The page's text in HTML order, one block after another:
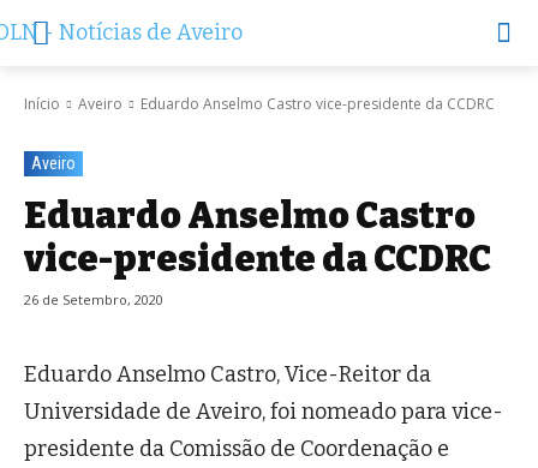
Início Aveiro Eduardo Anselmo Castro vice-presidente da CCDRC
Aveiro
Eduardo Anselmo Castro
vice-presidente da CCDRC
26 de Setembro, 2020
Eduardo Anselmo Castro, Vice-Reitor da
Universidade de Aveiro, foi nomeado para vice-
presidente da Comissão de Coordenação e